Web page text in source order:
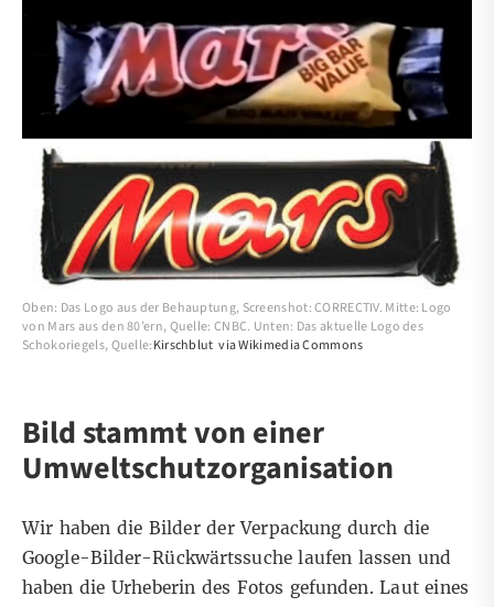
Oben: Das Logo aus der Behauptung, Screenshot: CORRECTIV. Mitte: Logo
von Mars aus den 80’ern, Quelle: CNBC. Unten: Das aktuelle Logo des
Schokoriegels, Quelle:Kirschblut via Wikimedia Commons
Bild stammt von einer
Umweltschutzorganisation
Wir haben die Bilder der Verpackung durch die
Google-Bilder-Rückwärtssuche laufen lassen und
haben die Urheberin des Fotos gefunden. Laut eines